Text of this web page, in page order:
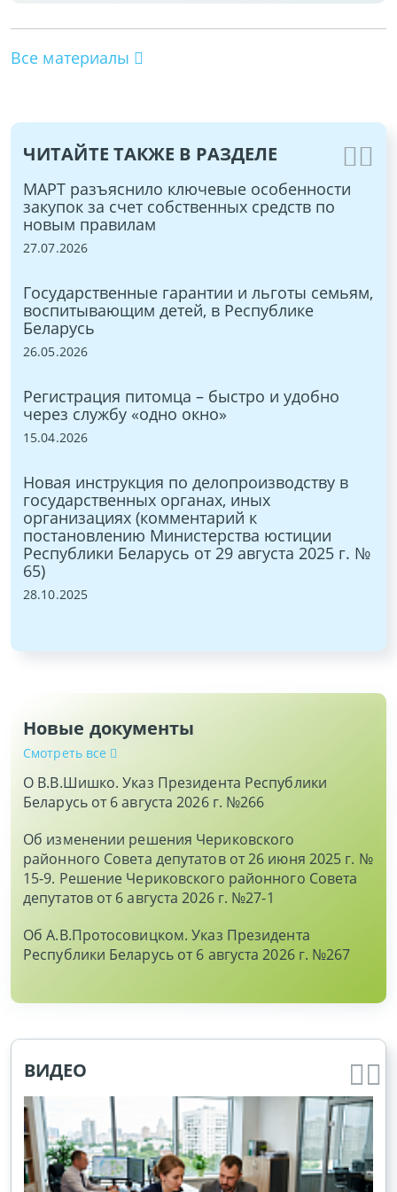
Все материалы
ЧИТАЙТЕ ТАКЖЕ В РАЗДЕЛЕ
МАРТ разъяснило ключевые особенности
закупок за счет собственных средств по
новым правилам
27.07.2026
Государственные гарантии и льготы семьям,
воспитывающим детей, в Республике
Беларусь
26.05.2026
Регистрация питомца – быстро и удобно
через службу «одно окно»
15.04.2026
Новая инструкция по делопроизводству в
государственных органах, иных
организациях (комментарий к
постановлению Министерства юстиции
Республики Беларусь от 29 августа 2025 г. №
65)
28.10.2025
Новые документы
Смотреть все
О В.В.Шишко. Указ Президента Республики
Беларусь от 6 августа 2026 г. №266
Об изменении решения Чериковского
районного Совета депутатов от 26 июня 2025 г. №
15-9. Решение Чериковского районного Совета
депутатов от 6 августа 2026 г. №27-1
Об А.В.Протосовицком. Указ Президента
Республики Беларусь от 6 августа 2026 г. №267
ВИДЕО